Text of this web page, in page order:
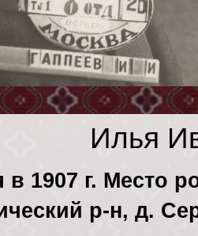
Илья
в 1907 г. Место
р-н, д.